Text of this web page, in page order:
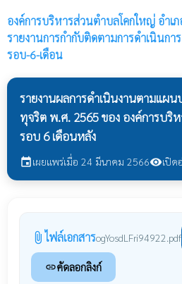
องค์การบริหารส่วนตำบลโคกใหญ่ อำเ
รายงานการกำกับติดตามการดำเนินก
รอบ-6-เดือน
รายงานผลการดำเนินงานตามแผ
ทุจริต พ.ศ. 2565 ของ องค์การบริ
รอบ 6 เดือนหลัง
eventเผยแพร่เมื่อ 24 มีนาคม 2566visibilityเปิด
attach_file ไฟล์เอกสารogYosdLFri94922.pdf
linkคัดลอกลิงก์